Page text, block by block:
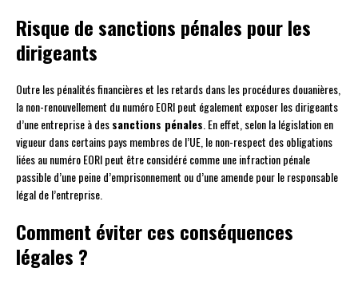
Risque de sanctions pénales pour les
dirigeants
Outre les pénalités financières et les retards dans les procédures douanières,
la non-renouvellement du numéro EORI peut également exposer les dirigeants
d’une entreprise à dessanctions pénales . En effet, selon la législation en
vigueur dans certains pays membres de l’UE, le non-respect des obligations
liées au numéro EORI peut être considéré comme une infraction pénale
passible d’une peine d’emprisonnement ou d’une amende pour le responsable
légal de l’entreprise.
Comment éviter ces conséquences
légales ?